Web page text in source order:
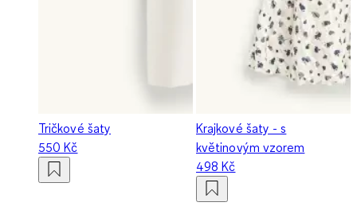
Tričkové šaty
550 Kč
Krajkové šaty - s
květinovým vzorem
498 Kč